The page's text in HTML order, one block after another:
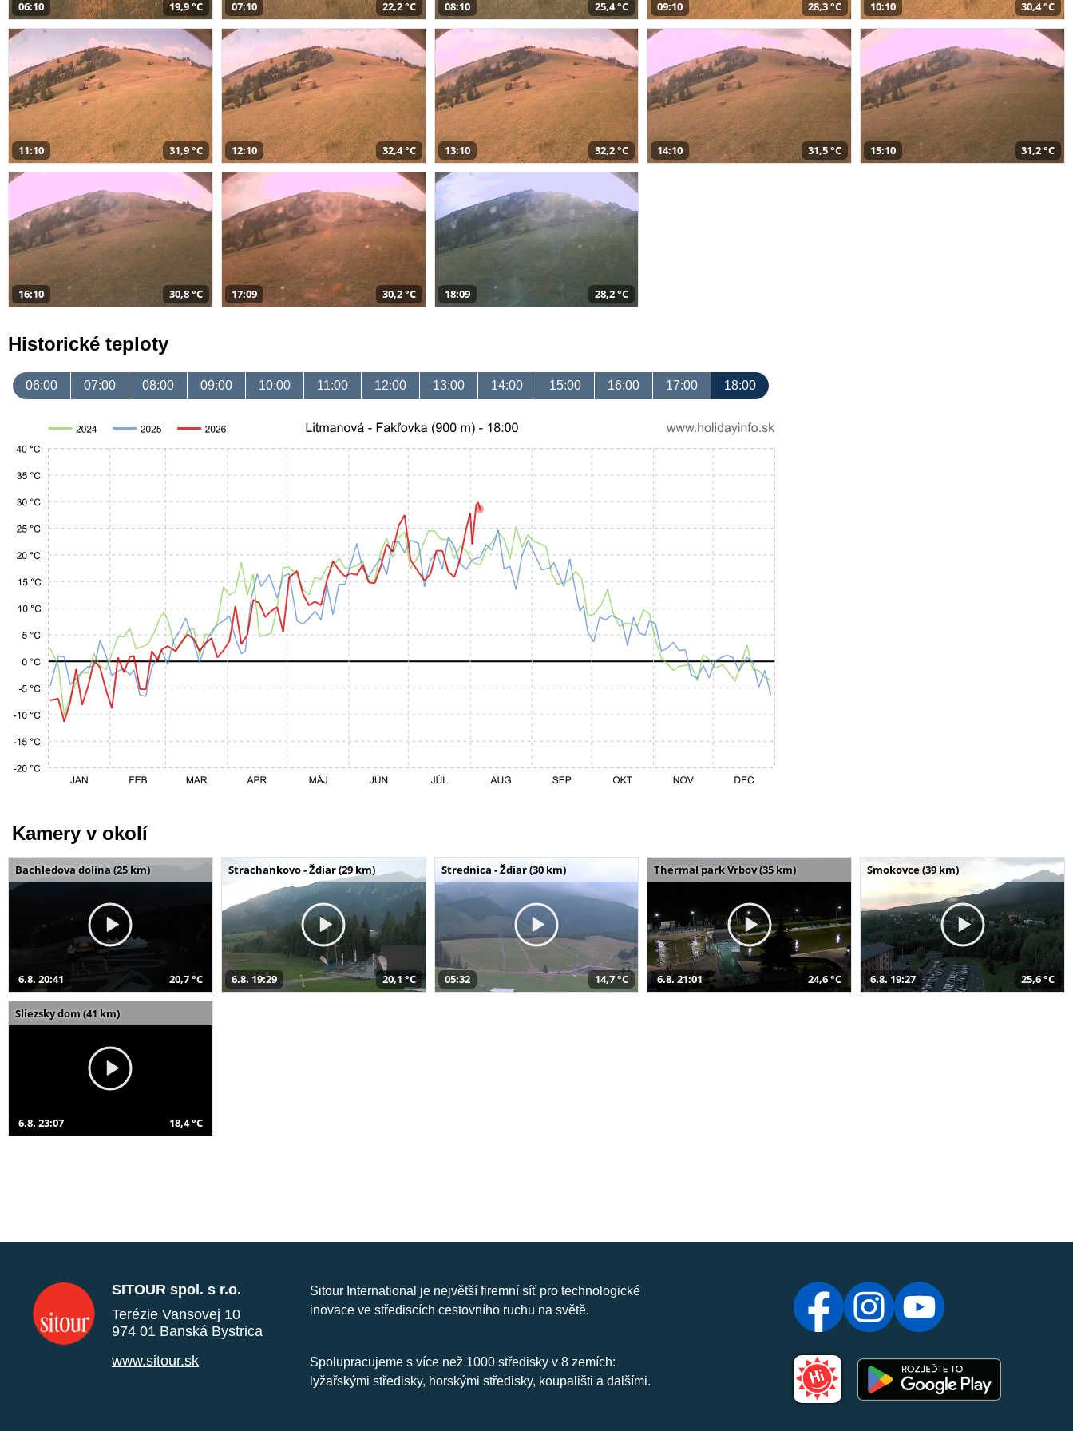
06:10 19,9 °C 07:10 22,2 °C 08:10 25,4 °C 09:10 28,3 °C 10:10 30,4 °C
11:10 31,9 °C 12:10 32,4 °C 13:10 32,2 °C 14:10 31,5 °C 15:10 31,2 °C
16:10 30,8 °C 17:09 30,2 °C 18:09 28,2 °C
Historické teploty
06:00 07:00 08:00 09:00 10:00 11:00 12:00 13:00 14:00 15:00 16:00 17:00 18:00
Kamery v okolí
Bachledova dolina (25 km)
6.8. 20:41 20,7 °C
Strachankovo - Ždiar (29 km)
6.8. 19:29 20,1 °C
Strednica - Ždiar (30 km)
05:32 14,7 °C
Thermal park Vrbov (35 km)
6.8. 21:01 24,6 °C
Smokovce (39 km)
6.8. 19:27 25,6 °C
Sliezsky dom (41 km)
6.8. 23:07 18,4 °C
SITOUR spol. s r.o.
Terézie Vansovej 10
974 01 Banská Bystrica
www.sitour.sk
Sitour International je největší firemní síť pro technologické
inovace ve střediscích cestovního ruchu na světě.
Spolupracujeme s více než 1000 středisky v 8 zemích:
lyžařskými středisky, horskými středisky, koupališti a dalšími.